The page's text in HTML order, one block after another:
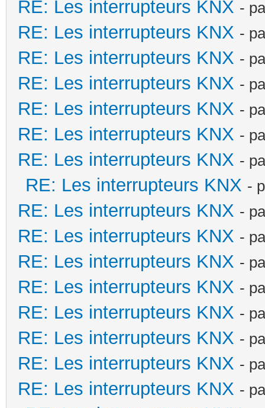
RE: Les interrupteurs KNX -
RE: Les interrupteurs KNX -
RE: Les interrupteurs KNX -
RE: Les interrupteurs KNX -
RE: Les interrupteurs KNX -
RE: Les interrupteurs KNX -
RE: Les interrupteurs KNX -
RE: Les interrupteurs KNX -
RE: Les interrupteurs KNX -
RE: Les interrupteurs KNX -
RE: Les interrupteurs KNX -
RE: Les interrupteurs KNX -
RE: Les interrupteurs KNX -
RE: Les interrupteurs KNX -
RE: Les interrupteurs KNX -
RE: Les interrupteurs KNX -